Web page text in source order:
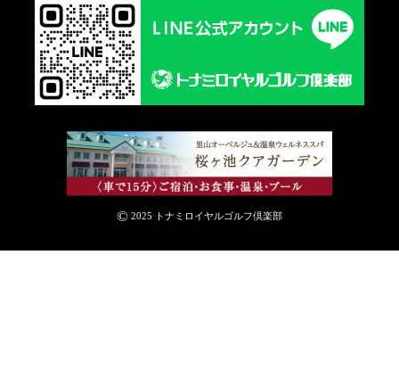
© 2025 トナミロイヤルゴルフ倶楽部